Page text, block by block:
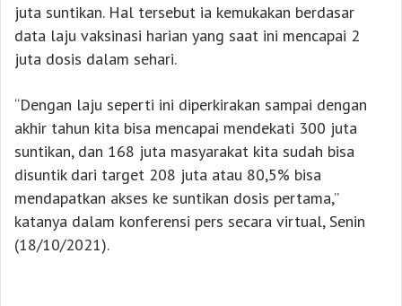
juta suntikan. Hal tersebut ia kemukakan berdasar
data laju vaksinasi harian yang saat ini mencapai 2
juta dosis dalam sehari.
“Dengan laju seperti ini diperkirakan sampai dengan
akhir tahun kita bisa mencapai mendekati 300 juta
suntikan, dan 168 juta masyarakat kita sudah bisa
disuntik dari target 208 juta atau 80,5% bisa
mendapatkan akses ke suntikan dosis pertama,”
katanya dalam konferensi pers secara virtual, Senin
(18/10/2021).